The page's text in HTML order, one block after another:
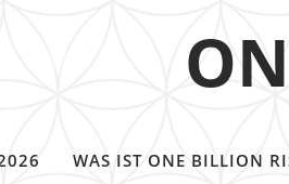
WAS IST ONE BILLION